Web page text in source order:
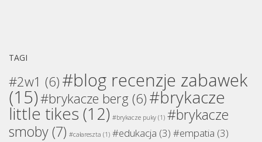
TAGI
#2w1 (6) #blog recenzje zabawek
(15)#brykacze berg (6) #brykacze
little tikes (12) #brykacze puky (1) #brykacze
smoby(7) #całareszta (1) #edukacja (3) #empatia (3)